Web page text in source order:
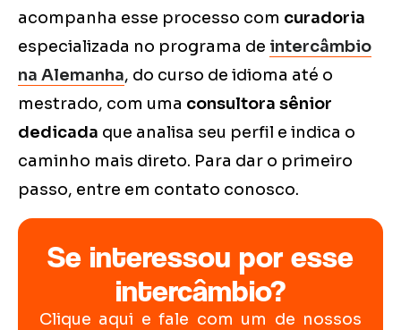
acompanha esse processo com curadoria
especializada no programa de intercâmbio
na Alemanha, do curso de idioma até o
mestrado, com uma consultora sênior
dedicada que analisa seu perfil e indica o
caminho mais direto. Para dar o primeiro
passo, entre em contato conosco.
Se interessou por esse
intercâmbio?
Clique aqui e fale com um de nossos